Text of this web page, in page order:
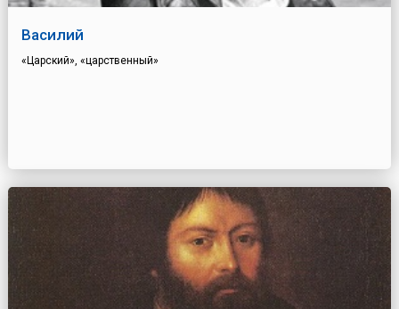
Василий
«Царский», «царственный»